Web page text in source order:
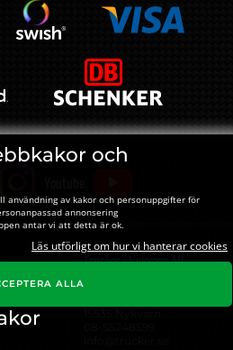
och
användning av kakor och personuppgifter för
annonsering
antar vi att detta är ok.
Läs utförligt om hur vi hanterar cookies
ALLA
Trucker i Nykvarn AB